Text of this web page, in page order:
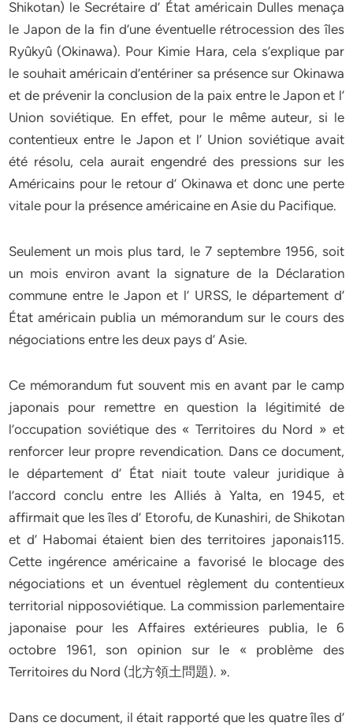
Shikotan) le Secrétaire d’ État américain Dulles menaça
le Japon de la fin d’une éventuelle rétrocession des îles
Ryûkyû (Okinawa). Pour Kimie Hara, cela s’explique par
le souhait américain d’entériner sa présence sur Okinawa
et de prévenir la conclusion de la paix entre le Japon et l’
Union soviétique. En effet, pour le même auteur, si le
contentieux entre le Japon et l’ Union soviétique avait
été résolu, cela aurait engendré des pressions sur les
Américains pour le retour d’ Okinawa et donc une perte
vitale pour la présence américaine en Asie du Pacifique.
Seulement un mois plus tard, le 7 septembre 1956, soit
un mois environ avant la signature de la Déclaration
commune entre le Japon et l’ URSS, le département d’
État américain publia un mémorandum sur le cours des
négociations entre les deux pays d’ Asie.
Ce mémorandum fut souvent mis en avant par le camp
japonais pour remettre en question la légitimité de
l’occupation soviétique des « Territoires du Nord » et
renforcer leur propre revendication. Dans ce document,
le département d’ État niait toute valeur juridique à
l’accord conclu entre les Alliés à Yalta, en 1945, et
affirmait que les îles d’ Etorofu, de Kunashiri, de Shikotan
et d’ Habomai étaient bien des territoires japonais115.
Cette ingérence américaine a favorisé le blocage des
négociations et un éventuel règlement du contentieux
territorial nipposoviétique. La commission parlementaire
japonaise pour les Affaires extérieures publia, le 6
octobre 1961, son opinion sur le « problème des
Territoires du Nord (北方領土問題). ».
Dans ce document, il était rapporté que les quatre îles d’